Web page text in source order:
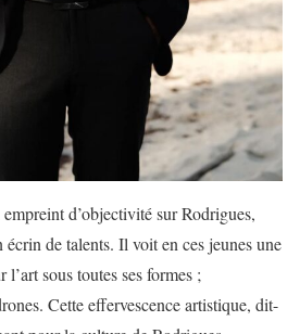
d’objectivité sur Rodrigues,
de talents. Il voit en ces jeunes une
sous toutes ses formes ;
Cette effervescence artistique, dit-